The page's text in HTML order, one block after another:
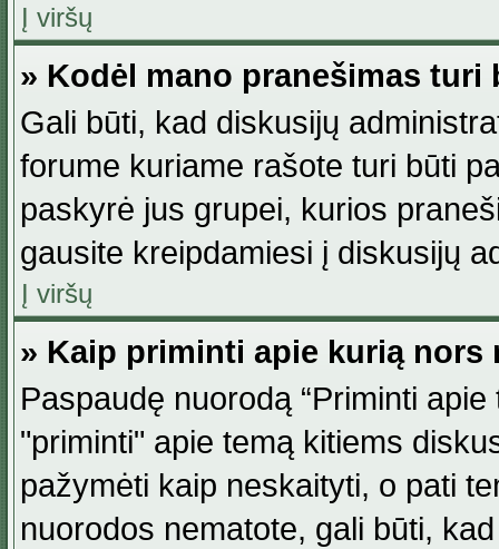
Į viršų
» Kodėl mano pranešimas
Gali būti, kad diskusijų
forume kuriame rašote turi būti
paskyrė jus grupei, kurios
gausite kreipdamiesi į diskusijų
Į viršų
» Kaip priminti apie kurią nors
Paspaudę nuorodą “Priminti
"priminti" apie temą kitiems
pažymėti kaip neskaityti, o pati
nuorodos nematote, gali būti,